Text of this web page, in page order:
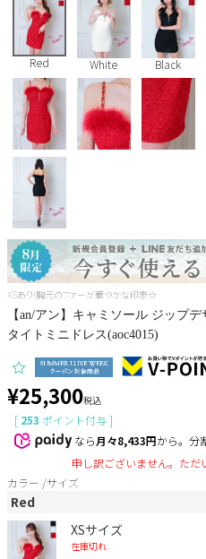
COMEX
Rechercher
Pleaser
Red White Black
XSあり!胸元のファーが華やかな印象☆
【an/アン】キャミソール ジップ
タイトミニドレス(aoc4015)
¥25,300税込
[ 253 ポイント付与 ]
なら月々8,433円から。分
申し訳ございません。ただ
カラー サイズ
Red
XSサイズ
在庫切れ